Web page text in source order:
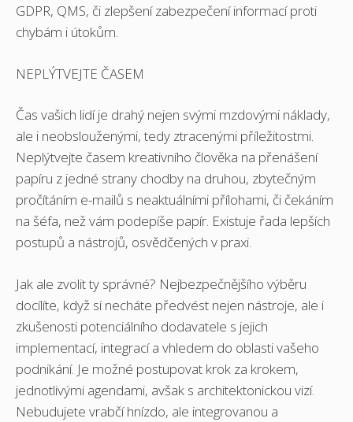
GDPR, QMS, či zlepšení zabezpečení informací proti
chybám i útokům.
NEPLÝTVEJTE ČASEM
Čas vašich lidí je drahý nejen svými mzdovými náklady,
ale i neobslouženými, tedy ztracenými příležitostmi.
Neplýtvejte časem kreativního člověka na přenášení
papíru z jedné strany chodby na druhou, zbytečným
pročítáním e-mailů s neaktuálními přílohami, či čekáním
na šéfa, než vám podepíše papír. Existuje řada lepších
postupů a nástrojů, osvědčených v praxi.
Jak ale zvolit ty správné? Nejbezpečnějšího výběru
docílíte, když si necháte předvést nejen nástroje, ale i
zkušenosti potenciálního dodavatele s jejich
implementací, integrací a vhledem do oblasti vašeho
podnikání. Je možné postupovat krok za krokem,
jednotlivými agendami, avšak s architektonickou vizí.
Nebudujete vrabčí hnízdo, ale integrovanou a